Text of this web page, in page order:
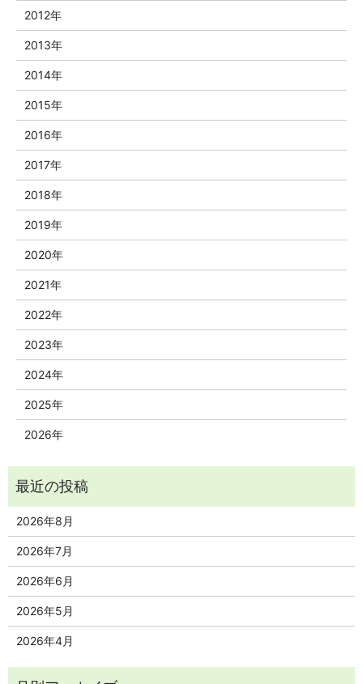
2012年
2013年
2014年
2015年
2016年
2017年
2018年
2019年
2020年
2021年
2022年
2023年
2024年
2025年
2026年
2026年8月
2026年7月
2026年6月
2026年5月
2026年4月